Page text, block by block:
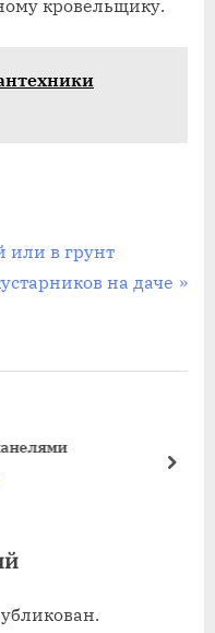
кровельщику.
или в грунт
на даче